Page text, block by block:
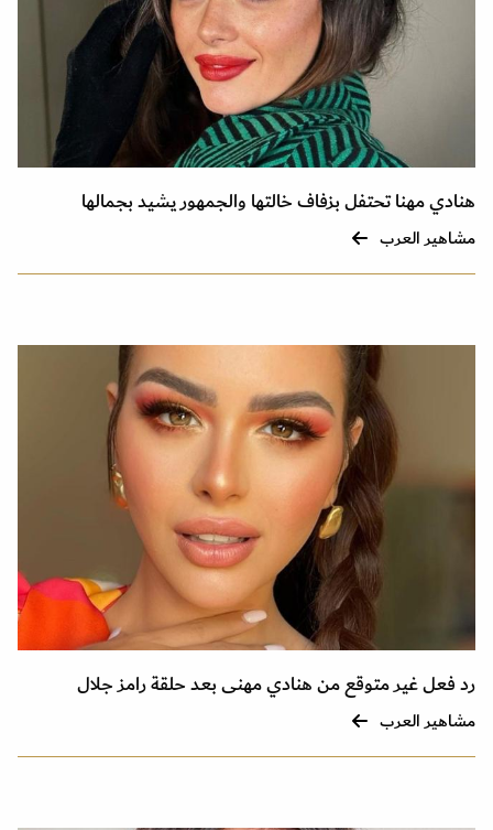
هنادي مهنا تحتفل بزفاف خالتها والجمهور يشيد بجمالها
مشاهير العرب
رد فعل غير متوقع من هنادي مهنى بعد حلقة رامز جلال
مشاهير العرب